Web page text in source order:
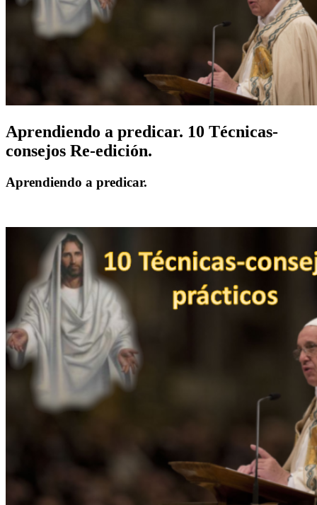
Aprendiendo a predicar. 10 Técnicas-
consejos Re-edición.
Aprendiendo a predicar.